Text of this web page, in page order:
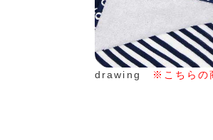
drawing ※こちらの